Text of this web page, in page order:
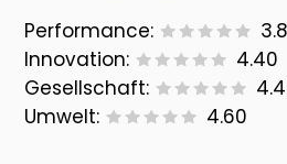
Performance:
Innovation:
4.40
Gesellschaft:
Umwelt:
4.60